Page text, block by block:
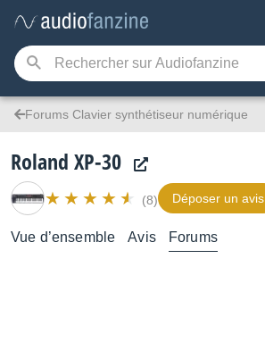
Forums Clavier synthétiseur numérique
Roland XP-30
(8) Déposer un avis
Vue d’ensemble Avis Forums